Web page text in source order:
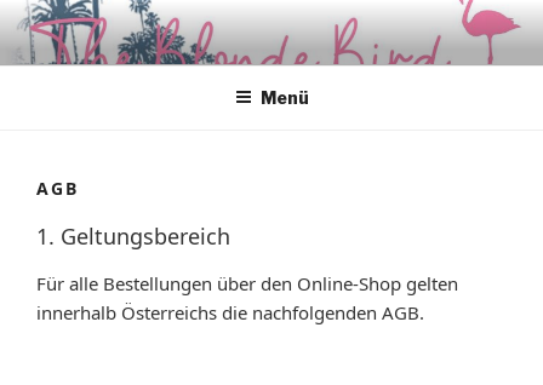
Zum
Inhalt
springen
Menü
AGB
1. Geltungsbereich
Für alle Bestellungen über den Online-Shop gelten
innerhalb Österreichs die nachfolgenden AGB.